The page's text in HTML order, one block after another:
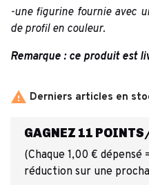
-une figurine fournie avec
de profil en couleur.
Remarque : ce produit est
 Derniers articles en
GAGNEZ 11
(Chaque 1,00 € dépensé
réduction sur une